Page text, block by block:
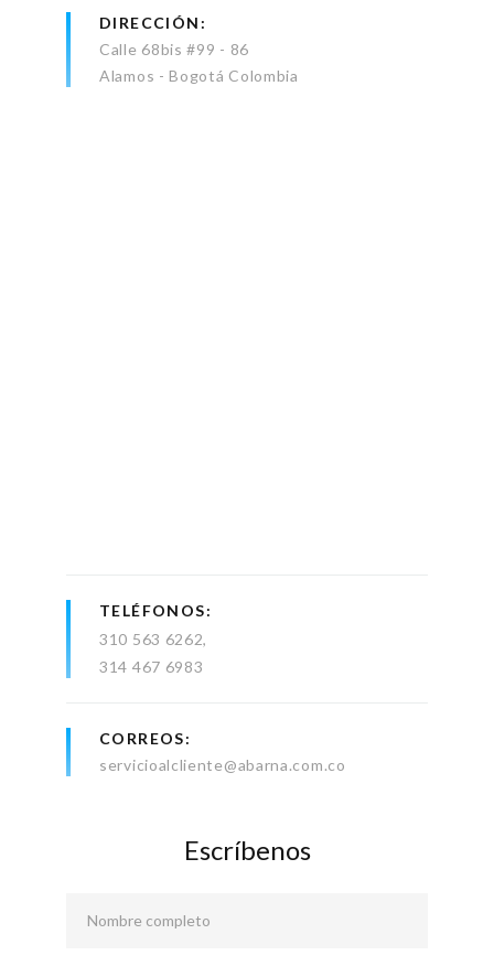
DIRECCIÓN
Calle 68bis #99 - 86
Alamos - Bogotá Colombia
TELÉFONOS
310 563 6262
314 467 6983
CORREOS
servicioalcliente@abarna.com.co
Escríbenos
Nombre completo